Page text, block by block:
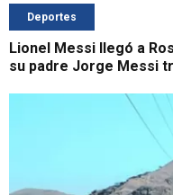
Deportes
Lionel Messi llegó a
su padre Jorge Messi